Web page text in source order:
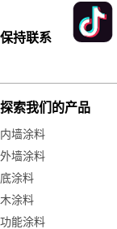
保持联系
探索我们的产品
内墙涂料
外墙涂料
底涂料
木涂料
功能涂料